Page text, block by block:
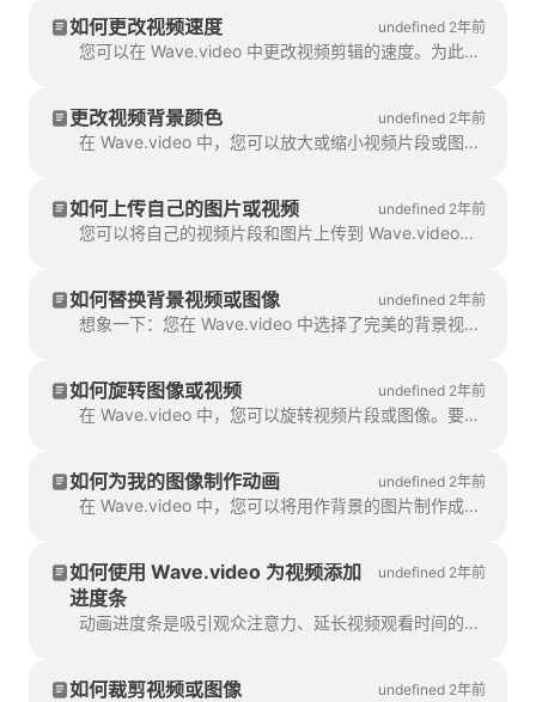
如何更改视频速度 undefined 2年前
您可以在 Wave.video 中更改视频剪辑的速度。为此，请转到 "编辑 "步骤并选择您想要的速度。默认情况下，视频速度为...
更改视频背景颜色 undefined 2年前
在 Wave.video 中，您可以放大或缩小视频片段或图像。放大后，视频制作工具会自动添加纯色背景，以填充视频片段或图片。
如何上传自己的图片或视频 undefined 2年前
您可以将自己的视频片段和图片上传到 Wave.video，并用它们制作视频。您可以将自己的媒体文件与 Wave.video 中的媒体文件进行混合和匹配。
如何替换背景视频或图像 undefined 2年前
想象一下：您在 Wave.video 中选择了完美的背景视频或图像，添加了您的文字和徽标......然后意识到您想更换媒体文件。
如何旋转图像或视频 undefined 2年前
在 Wave.video 中，您可以旋转视频片段或图像。要旋转视频片段/图像，请转到 "编辑 "步骤，然后选择 "旋转"。
如何为我的图像制作动画 undefined 2年前
在 Wave.video 中，您可以将用作背景的图片制作成动画。这将使您的视频看起来更新鲜、更吸引人。要将背景图像制作成动画...
如何使用 Wave.video 为视频添加
进度条
undefined 2年前
动画进度条是吸引观众注意力、延长视频观看时间的好方法。了解如何在视频中添加动态进度条。
如何裁剪视频或图像 undefined 2年前